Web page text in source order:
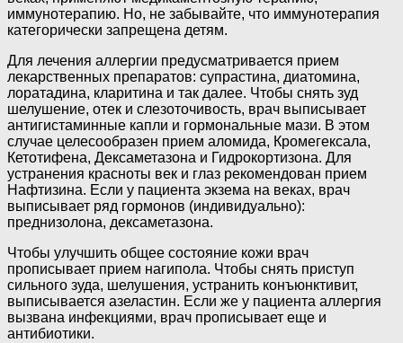
иммунотерапию. Но, не забывайте, что иммунотерапия
категорически запрещена детям.
Для лечения аллергии предусматривается прием
лекарственных препаратов: супрастина, диатомина,
лоратадина, кларитина и так далее. Чтобы снять зуд
шелушение, отек и слезоточивость, врач выписывает
антигистаминные капли и гормональные мази. В этом
случае целесообразен прием аломида, Кромегексала,
Кетотифена, Дексаметазона и Гидрокортизона. Для
устранения красноты век и глаз рекомендован прием
Нафтизина. Если у пациента экзема на веках, врач
выписывает ряд гормонов (индивидуально):
преднизолона, дексаметазона.
Чтобы улучшить общее состояние кожи врач
прописывает прием нагипола. Чтобы снять приступ
сильного зуда, шелушения, устранить конъюнктивит,
выписывается азеластин. Если же у пациента аллергия
вызвана инфекциями, врач прописывает еще и
антибиотики.